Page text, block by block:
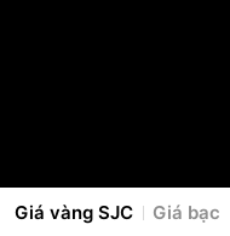
Giá vàng SJC Giá bạc